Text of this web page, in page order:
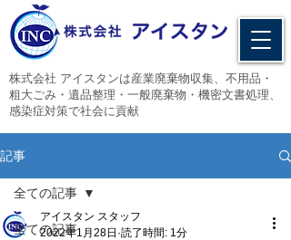
​株式会社 アイスタンは産業廃棄物収集、不用品・
粗大ごみ・遺品整理・一般廃棄物・機密文書処理、
感染症対策で社会に貢献
記事
全ての記事
全ての記事
アイスタン スタッフ
2022年1月28日 読了時間: 1分